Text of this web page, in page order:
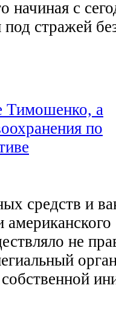
начиная с
стражей
Тимошенко, а
по
средств и
не